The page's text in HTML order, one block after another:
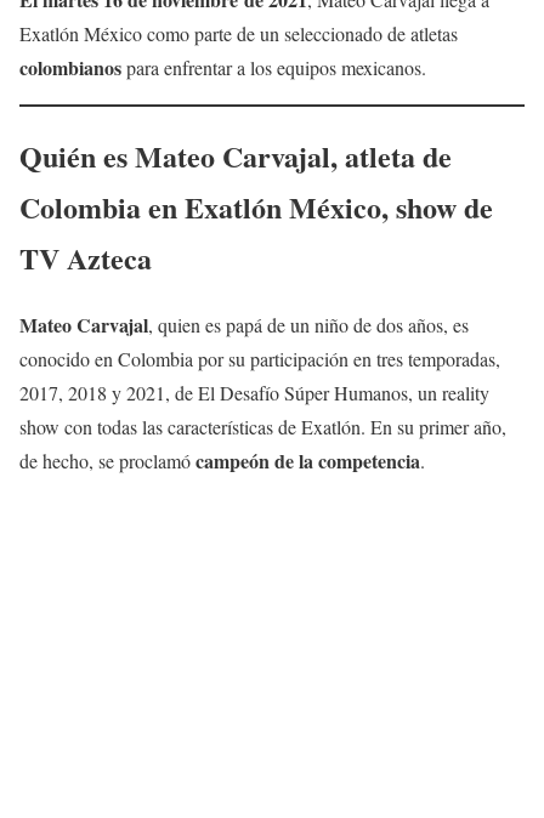
Exatlón México como parte de un seleccionado de atletas
colombianospara enfrentar a los equipos mexicanos.
Quién esMateo Carvajal, atleta de
Colombia en Exatlón México, show de
TV Azteca
Mateo Carvajal, quien es papá de un niño de dos años, es
conocido en Colombia por su participación en tres temporadas,
2017, 2018 y 2021, de El Desafío Súper Humanos, un reality
show con todas las características de Exatlón. En su primer año,
de hecho, se proclamócampeón de la competencia.